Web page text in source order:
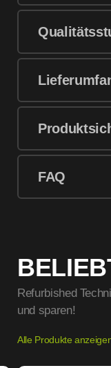
FAQ
Refurbished
und sparen!
Alle Produkte